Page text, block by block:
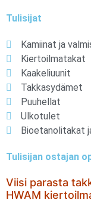
Tulisijat
Kamiinat ja
Kiertoilmatakat
Kaakeliuunit
Takkasydämet
Puuhellat
Ulkotulet
Bioetanolitakat
Tulisijan ostajan
Viisi parasta
HWAM